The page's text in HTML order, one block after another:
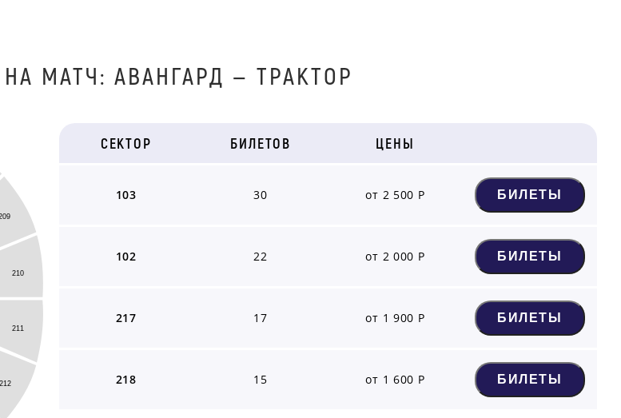
МАТЧ: АВАНГАРД — ТРАКТОР
210
211
212
СЕКТОР БИЛЕТОВ ЦЕНЫ
103 30 от 2 500 Р БИЛЕТЫ
102 22 от 2 000 Р БИЛЕТЫ
217 17 от 1 900 Р БИЛЕТЫ
218 15 от 1 600 Р БИЛЕТЫ